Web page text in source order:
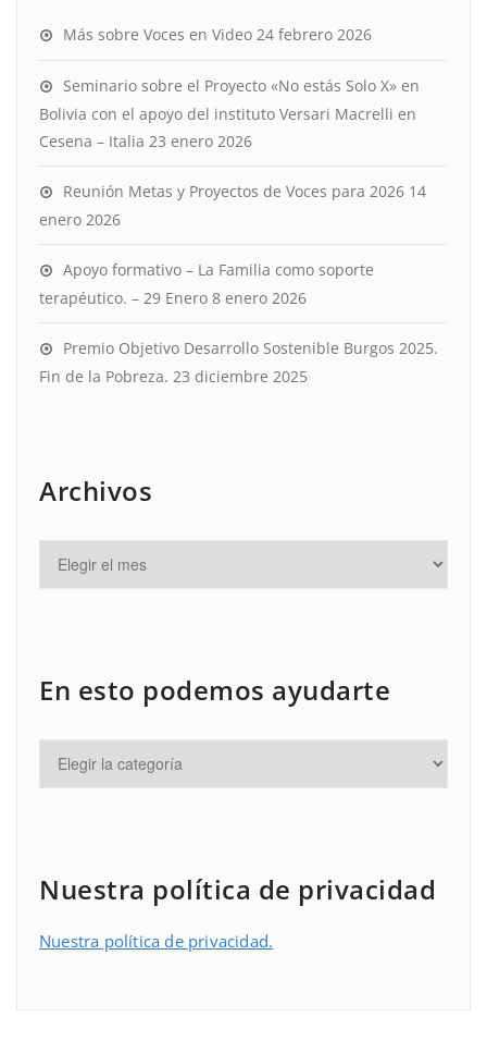
Más sobre Voces en Video 24 febrero 2026
Seminario sobre el Proyecto «No estás Solo X» en
Bolivia con el apoyo del instituto Versari Macrelli en
Cesena – Italia 23 enero 2026
Reunión Metas y Proyectos de Voces para 2026 14
enero 2026
Apoyo formativo – La Familia como soporte
terapéutico. – 29 Enero 8 enero 2026
Premio Objetivo Desarrollo Sostenible Burgos 2025.
Fin de la Pobreza. 23 diciembre 2025
Archivos
En esto podemos ayudarte
Nuestra política de privacidad
Nuestra política de privacidad.